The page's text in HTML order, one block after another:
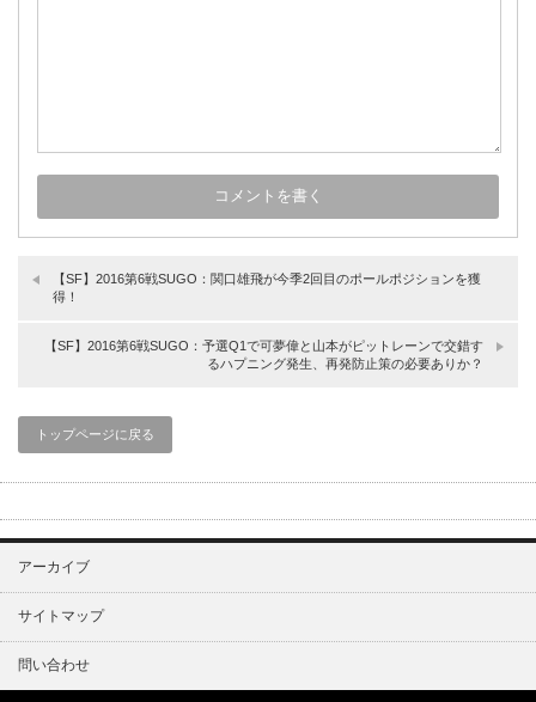
【SF】2016第6戦SUGO：関口雄飛が今季2回目のポールポジションを獲
得！
【SF】2016第6戦SUGO：予選Q1で可夢偉と山本がピットレーンで交錯す
るハプニング発生、再発防止策の必要ありか？
トップページに戻る
アーカイブ
サイトマップ
問い合わせ